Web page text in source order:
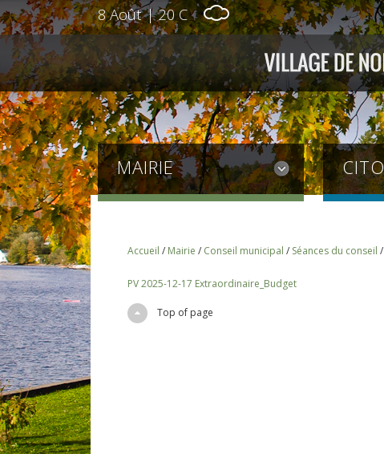
8 Août | 20 C
MAIRIE
Accueil / Mairie / Conseil municipal / Séances du conseil /
PV 2025-12-17 Extraordinaire_Budget
Top of page